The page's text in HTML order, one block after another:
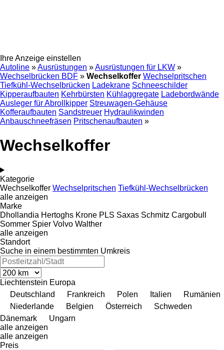
Ihre Anzeige einstellen
Autoline »Ausrüstungen »Ausrüstungen für LKW »
Wechselbrücken BDF » Wechselkoffer Wechselpritschen
Tiefkühl-Wechselbrücken Ladekrane Schneeschilder
Kipperaufbauten Kehrbürsten Kühlaggregate Ladebordwände
Ausleger für Abrollkipper Streuwagen-Gehäuse
Kofferaufbauten Sandstreuer Hydraulikwinden
Anbauschneefräsen Pritschenaufbauten »
Wechselkoffer
Kategorie
Wechselkoffer Wechselpritschen Tiefkühl-Wechselbrücken
alle anzeigen
Marke
Dhollandia Hertoghs Krone PLS Saxas Schmitz Cargobull
Sommer Spier Volvo Walther
alle anzeigen
Standort
Suche in einem bestimmten Umkreis
Liechtenstein Europa
Deutschland
Frankreich Polen Italien
Rumänien
Niederlande
Belgien Österreich
Schweden
Dänemark
Ungarn
alle anzeigen
alle anzeigen
Preis